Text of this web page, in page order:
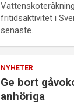
fritidsaktivitet i
senaste…
NYHETER
Ge bort
anhöriga